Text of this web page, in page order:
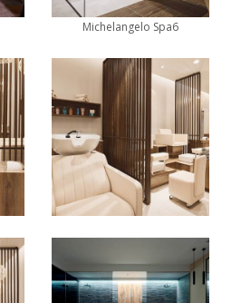
Michelangelo Spa6